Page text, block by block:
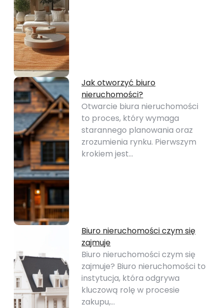
Jak otworzyć biuro
nieruchomości?
Otwarcie biura nieruchomości
to proces, który wymaga
starannego planowania oraz
zrozumienia rynku. Pierwszym
krokiem jest…
Biuro nieruchomości czym się
zajmuje
Biuro nieruchomości czym się
zajmuje? Biuro nieruchomości to
instytucja, która odgrywa
kluczową rolę w procesie
zakupu,…